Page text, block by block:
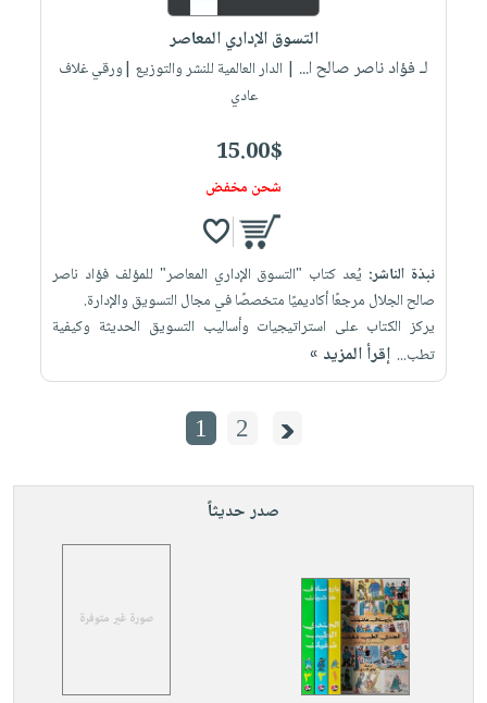
التسوق الإداري المعاصر
لـ فؤاد ناصر صالح ا... | الدار العالمية للنشر والتوزيع |ورقي غلاف
عادي
15.00$
شحن مخفض
نبذة الناشر: يُعد كتاب "التسوق الإداري المعاصر" للمؤلف فؤاد ناصر
صالح الجلال مرجعًا أكاديميًا متخصصًا في مجال التسويق والإدارة.
يركز الكتاب على استراتيجيات وأساليب التسويق الحديثة وكيفية
تطب... إقرأ المزيد »
1 2
صدر حديثاً